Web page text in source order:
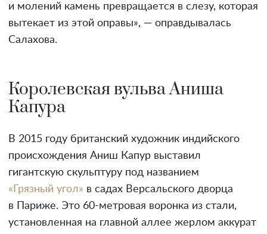
и молений камень превращается в слезу, которая
вытекает из этой оправы», — оправдывалась
Салахова.
Королевская вульва Аниша
Капура
В 2015 году британский художник индийского
происхождения Аниш Капур выставил
гигантскую скульптуру под названием
«Грязный угол» в садах Версальского дворца
в Париже. Это 60-метровая воронка из стали,
установленная на главной аллее жерлом аккурат